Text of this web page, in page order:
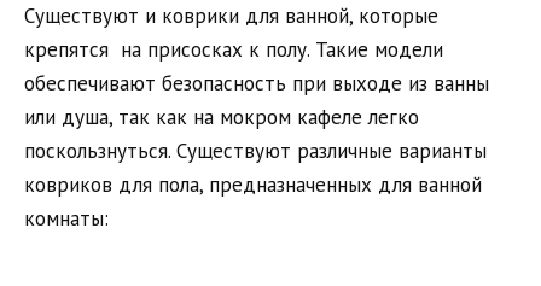
Существуют и коврики для ванной, которые
крепятся на присосках к полу. Такие модели
обеспечивают безопасность при выходе из ванны
или душа, так как на мокром кафеле легко
поскользнуться. Существуют различные варианты
ковриков для пола, предназначенных для ванной
комнаты: